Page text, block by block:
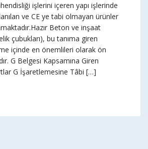
işlerini içeren yapı işlerinde
ve CE ye tabi olmayan ürünler
Beton ve inşaat
çubukları), bu tanıma giren
içinde en önemlileri olarak ön
G Belgesi Kapsamına Giren
G İşaretlemesine Tâbi […]